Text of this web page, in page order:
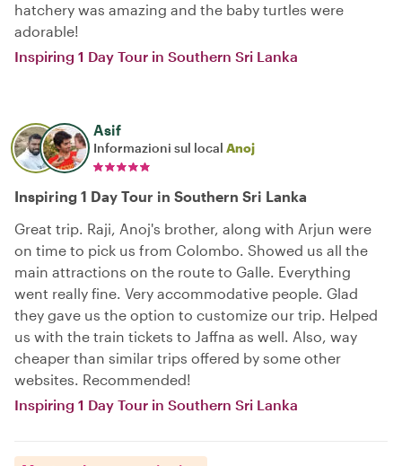
hatchery was amazing and the baby turtles were
adorable!
Inspiring 1 Day Tour in Southern Sri Lanka
Asif
Informazioni sul local Anoj
Inspiring 1 Day Tour in Southern Sri Lanka
Great trip. Raji, Anoj's brother, along with Arjun were
on time to pick us from Colombo. Showed us all the
main attractions on the route to Galle. Everything
went really fine. Very accommodative people. Glad
they gave us the option to customize our trip. Helped
us with the train tickets to Jaffna as well. Also, way
cheaper than similar trips offered by some other
websites. Recommended!
Inspiring 1 Day Tour in Southern Sri Lanka